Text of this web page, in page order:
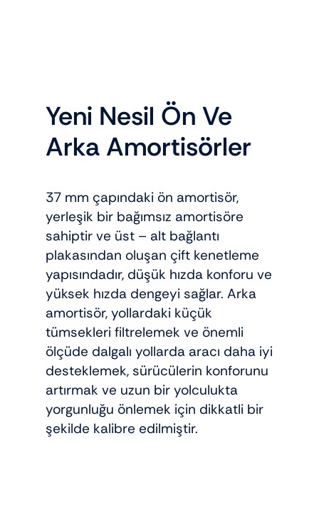
Yeni Nesil Ön Ve
Arka Amortisörler
37 mm çapındaki ön amortisör,
yerleşik bir bağımsız amortisöre
sahiptir ve üst – alt bağlantı
plakasından oluşan çift kenetleme
yapısındadır, düşük hızda konforu ve
yüksek hızda dengeyi sağlar. Arka
amortisör, yollardaki küçük
tümsekleri filtrelemek ve önemli
ölçüde dalgalı yollarda aracı daha iyi
desteklemek, sürücülerin konforunu
artırmak ve uzun bir yolculukta
yorgunluğu önlemek için dikkatli bir
şekilde kalibre edilmiştir.